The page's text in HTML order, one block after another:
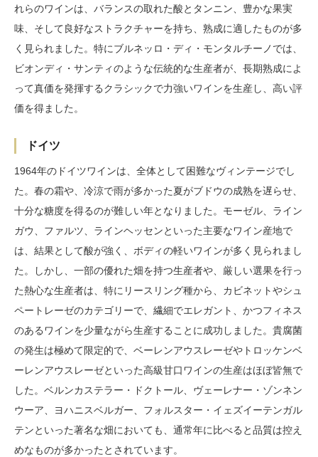
れらのワインは、バランスの取れた酸とタンニン、豊かな果実
味、そして良好なストラクチャーを持ち、熟成に適したものが多
く見られました。特にブルネッロ・ディ・モンタルチーノでは、
ビオンディ・サンティのような伝統的な生産者が、長期熟成によ
って真価を発揮するクラシックで力強いワインを生産し、高い評
価を得ました。
ドイツ
1964年のドイツワインは、全体として困難なヴィンテージでし
た。春の霜や、冷涼で雨が多かった夏がブドウの成熟を遅らせ、
十分な糖度を得るのが難しい年となりました。モーゼル、ライン
ガウ、ファルツ、ラインヘッセンといった主要なワイン産地で
は、結果として酸が強く、ボディの軽いワインが多く見られまし
た。しかし、一部の優れた畑を持つ生産者や、厳しい選果を行っ
た熱心な生産者は、特にリースリング種から、カビネットやシュ
ペートレーゼのカテゴリーで、繊細でエレガント、かつフィネス
のあるワインを少量ながら生産することに成功しました。貴腐菌
の発生は極めて限定的で、ベーレンアウスレーゼやトロッケンベ
ーレンアウスレーゼといった高級甘口ワインの生産はほぼ皆無で
した。ベルンカステラー・ドクトール、ヴェーレナー・ゾンネン
ウーア、ヨハニスベルガー、フォルスター・イェズイーテンガル
テンといった著名な畑においても、通常年に比べると品質は控え
めなものが多かったとされています。